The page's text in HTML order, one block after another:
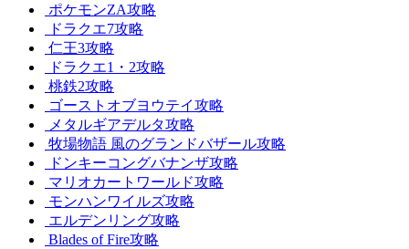
ポケモンZA攻略
ドラクエ7攻略
仁王3攻略
ドラクエ1・2攻略
桃鉄2攻略
ゴーストオブヨウテイ攻略
メタルギアデルタ攻略
牧場物語 風のグランドバザール攻略
ドンキーコングバナンザ攻略
マリオカートワールド攻略
モンハンワイルズ攻略
エルデンリング攻略
Blades of Fire攻略